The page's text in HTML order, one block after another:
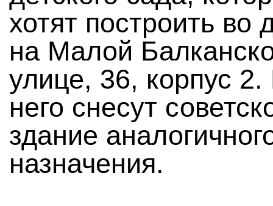
хотят построить во
на Малой
улице, 36, корпус
него снесут
здание
назначения.